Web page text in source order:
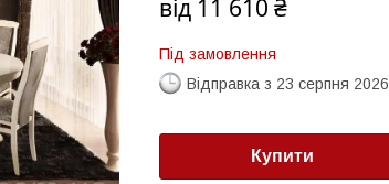
від 11 610 ₴
Під замовлення
Відправка з 23 серпня 2026
Купити